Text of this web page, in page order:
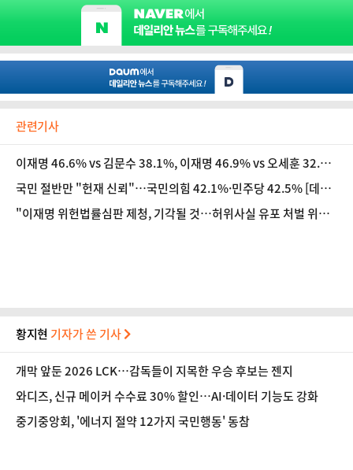
관련기사
이재명 46.6% vs 김문수 38.1%, 이재명 46.9% vs 오세훈 32.
1% [데일리안 여론조사]
국민 절반만 "헌재 신뢰"…국민의힘 42.1%·민주당 42.5% [데일
리안 여론조사]
"이재명 위헌법률심판 제청, 기각될 것…허위사실 유포 처벌 위헌
황지현 기자가 쓴 기사
개막 앞둔 2026 LCK…감독들이 지목한 우승 후보는 젠지
와디즈, 신규 메이커 수수료 30% 할인…AI·데이터 기능도 강화
중기중앙회, '에너지 절약 12가지 국민행동' 동참